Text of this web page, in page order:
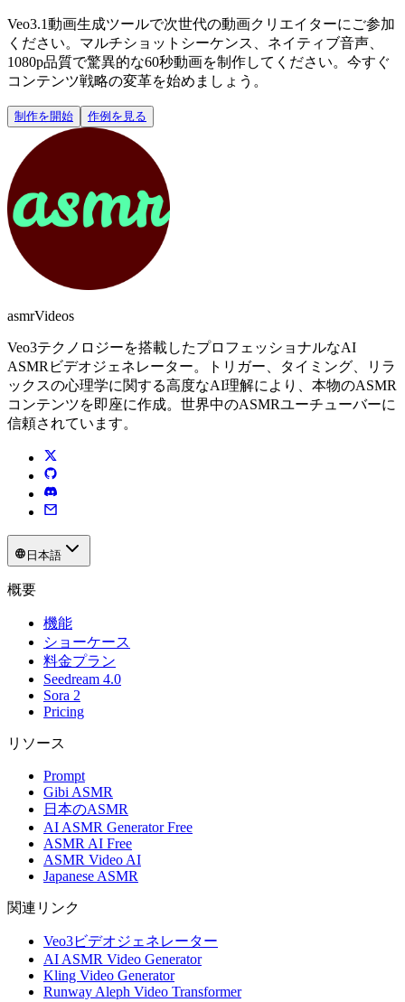
Veo3.1動画生成ツールで次世代の動画クリエイターにご参加
ください。マルチショットシーケンス、ネイティブ音声、
1080p品質で驚異的な60秒動画を制作してください。今すぐ
コンテンツ戦略の変革を始めましょう。
制作を開始 作例を見る
asmrVideos
Veo3テクノロジーを搭載したプロフェッショナルなAI
ASMRビデオジェネレーター。トリガー、タイミング、リラ
ックスの心理学に関する高度なAI理解により、本物のASMR
コンテンツを即座に作成。世界中のASMRユーチューバーに
信頼されています。
日本語
概要
機能
ショーケース
料金プラン
Seedream 4.0
Sora 2
Pricing
リソース
Prompt
Gibi ASMR
日本のASMR
AI ASMR Generator Free
ASMR AI Free
ASMR Video AI
Japanese ASMR
関連リンク
Veo3ビデオジェネレーター
AI ASMR Video Generator
Kling Video Generator
Runway Aleph Video Transformer